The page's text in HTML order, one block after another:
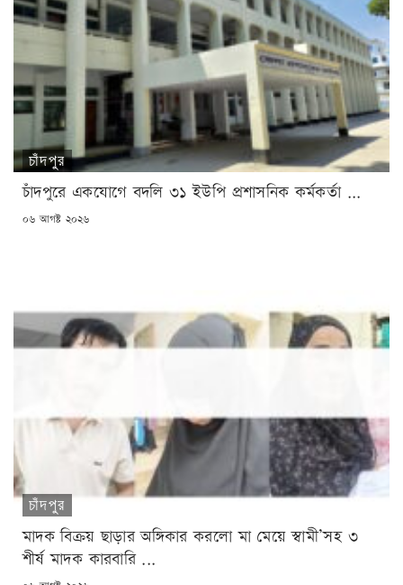
চাঁদপুর
চাঁদপুরে একযোগে বদলি ৩১ ইউপি প্রশাসনিক কর্মকর্তা ...
POSTED
০৬ আগষ্ট ২০২৬
চাঁদপুর
মাদক বিক্রয় ছাড়ার অঙ্গিকার করলো মা মেয়ে স্বামী’সহ ৩
শীর্ষ মাদক কারবারি ...